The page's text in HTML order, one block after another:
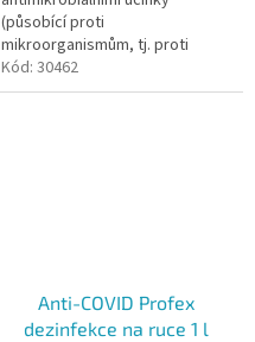
(působící proti
mikroorganismům, tj. proti
bakteriím, virům, houbám a
parazitům). S vysokým podílem
Kód: 30462
Anti-COVID Profex
dezinfekce na ruce 1 l